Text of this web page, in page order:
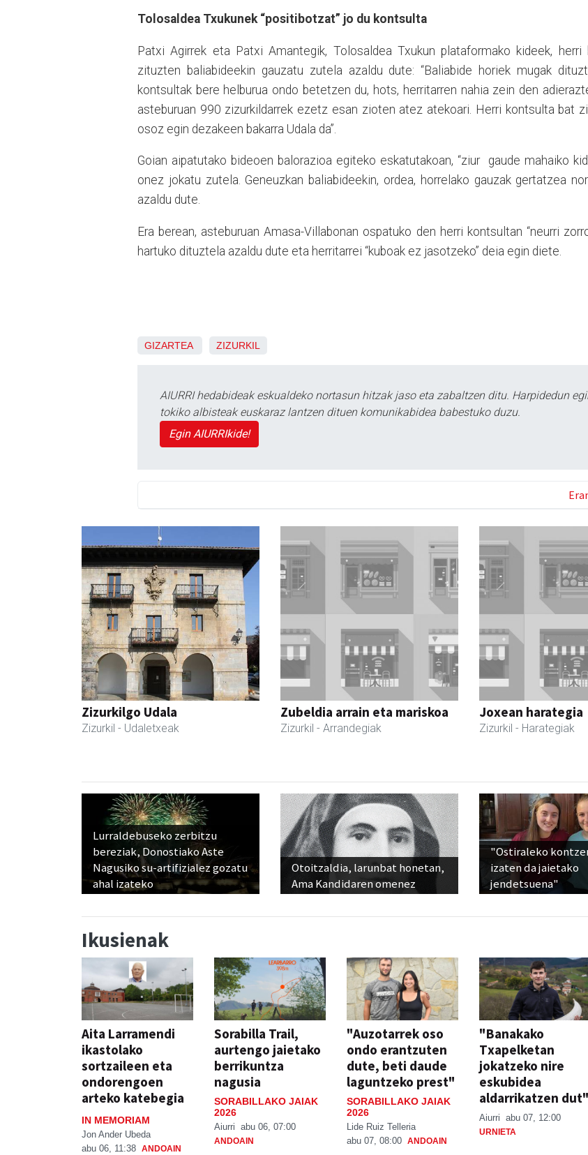
Tolosaldea Txukunek “positibotzat” jo du kontsulta
Patxi Agirrek eta Patxi Amantegik, Tolosaldea Txukun plataformako kideek, herri
zituzten baliabideekin gauzatu zutela azaldu dute: “Baliabide horiek mugak
kontsultak bere helburua ondo betetzen du, hots, herritarren nahia zein den
asteburuan 990 zizurkildarrek ezetz esan zioten atez atekoari. Herri kontsulta bat
osoz egin dezakeen bakarra Udala da”.
Goian aipatutako bideoen balorazioa egiteko eskatutakoan, “ziur gaude mahaiko
onez jokatu zutela. Geneuzkan baliabideekin, ordea, horrelako gauzak gertatzea
azaldu dute.
Era berean, asteburuan Amasa-Villabonan ospatuko den herri kontsultan “neurri
hartuko dituztela azaldu dute eta herritarrei “kuboak ez jasotzeko” deia egin diete.
GIZARTEA ZIZURKIL
AIURRI hedabideak eskualdeko nortasun hitzak jaso eta zabaltzen ditu. Harpidedun
tokiko albisteak euskaraz lantzen dituen komunikabidea babestuko duzu.
Egin AIURRIkide!
Zizurkilgo Udala
Zizurkil - Udaletxeak
Zubeldia arrain eta mariskoa
Zizurkil - Arrandegiak
Joxean harategia
Zizurkil - Harategiak
Lurraldebuseko zerbitzu
bereziak, Donostiako Aste
Nagusiko su-artifizialez gozatu
ahal izateko
Otoitzaldia, larunbat honetan,
Ama Kandidaren omenez
"Ostiraleko
izaten da jaietako
jendetsuena"
Ikusienak
Aita Larramendi
ikastolako
sortzaileen eta
ondorengoen
arteko katebegia
IN MEMORIAM
Jon Ander Ubeda
abu 06, 11:38 ANDOAIN
Sorabilla Trail,
aurtengo jaietako
berrikuntza
nagusia
SORABILLAKO JAIAK
2026
Aiurri abu 06, 07:00
ANDOAIN
"Auzotarrek oso
ondo erantzuten
dute, beti daude
laguntzeko prest"
SORABILLAKO JAIAK
2026
Lide Ruiz Telleria
abu 07, 08:00 ANDOAIN
"Banakako
Txapelketan
jokatzeko nire
eskubidea
aldarrikatzen dut"
Aiurri abu 07, 12:00
URNIETA